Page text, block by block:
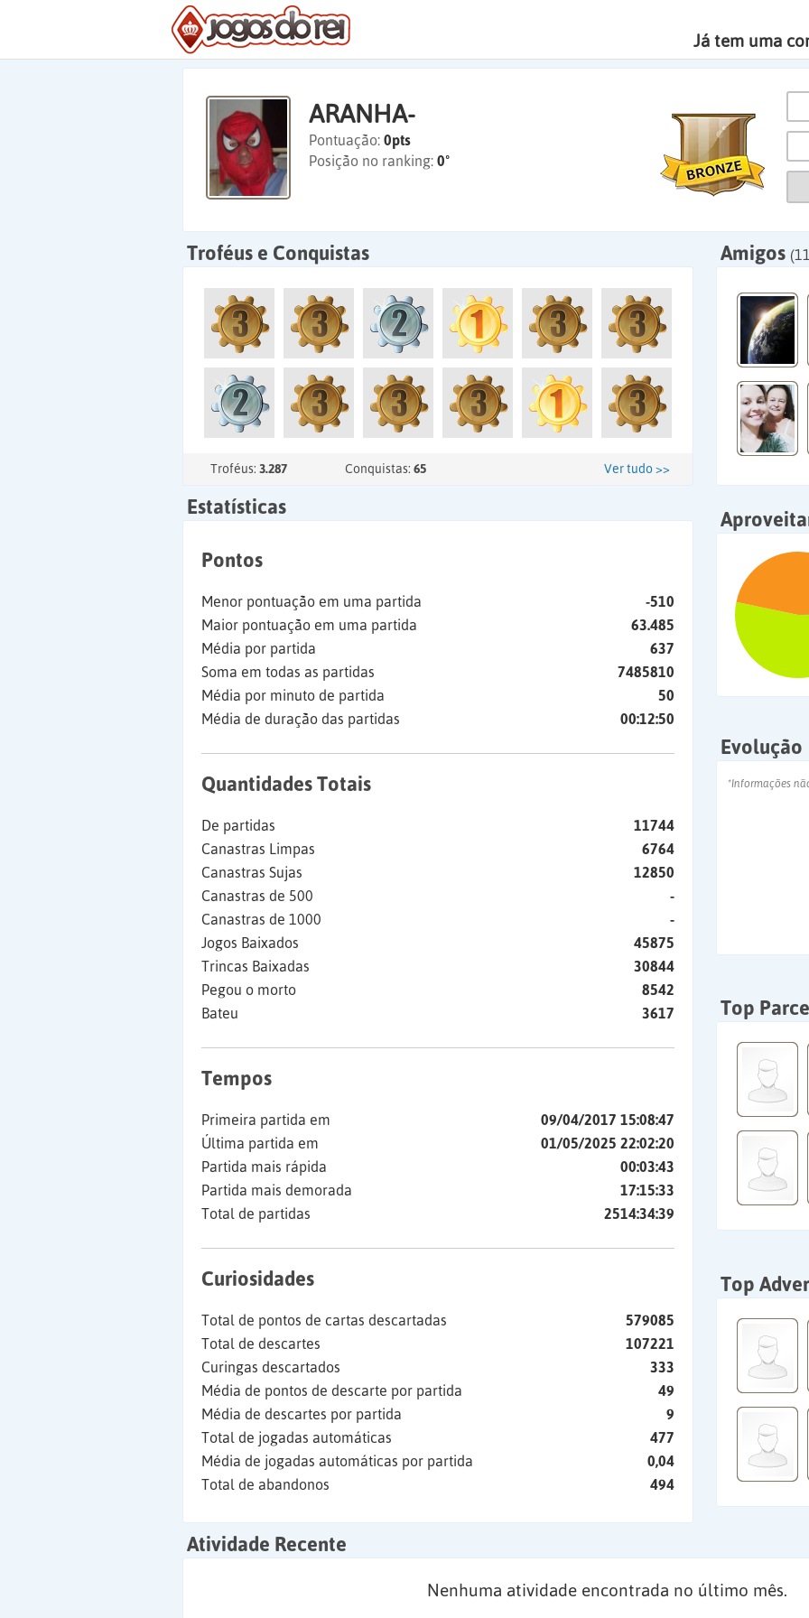
Já tem uma
ARANHA-
Pontuação: 0pts
Posição no ranking: 0º
Troféus e Conquistas
Troféus: 3.287 Conquistas: 65 Ver tudo >>
Amigos
Estatísticas
Pontos
Menor pontuação em uma partida
-510
Maior pontuação em uma partida
63.485
Média por partida
637
Soma em todas as partidas
7485810
Média por minuto de partida
50
Média de duração das partidas
00:12:50
Quantidades Totais
De partidas
11744
Canastras Limpas
6764
Canastras Sujas
12850
Canastras de 500
-
Canastras de 1000
-
Jogos Baixados
45875
Trincas Baixadas
30844
Pegou o morto
8542
Bateu
3617
Tempos
Primeira partida em
09/04/2017 15:08:47
Última partida em
01/05/2025 22:02:20
Partida mais rápida
00:03:43
Partida mais demorada
17:15:33
Total de partidas
2514:34:39
Curiosidades
Total de pontos de cartas descartadas
579085
Total de descartes
107221
Curingas descartados
333
Média de pontos de descarte por partida
49
Média de descartes por partida
9
Total de jogadas automáticas
477
Média de jogadas automáticas por partida
0,04
Total de abandonos
494
Evolução
*Informações
Top
Top
Atividade Recente
Nenhuma atividade encontrada no último mês.